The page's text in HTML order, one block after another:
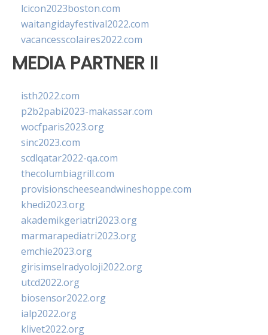
lcicon2023boston.com
waitangidayfestival2022.com
vacancesscolaires2022.com
MEDIA PARTNER II
isth2022.com
p2b2pabi2023-makassar.com
wocfparis2023.org
sinc2023.com
scdlqatar2022-qa.com
thecolumbiagrill.com
provisionscheeseandwineshoppe.com
khedi2023.org
akademikgeriatri2023.org
marmarapediatri2023.org
emchie2023.org
girisimselradyoloji2022.org
utcd2022.org
biosensor2022.org
ialp2022.org
klivet2022.org